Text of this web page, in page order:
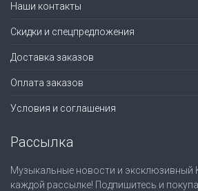
Наши контакты
Скидки и спецпредложения
Доставка заказов
Оплата заказов
Условия и соглашения
Рассылка
Музыкальные новости и
каждой рассылке! Подпишитесь и